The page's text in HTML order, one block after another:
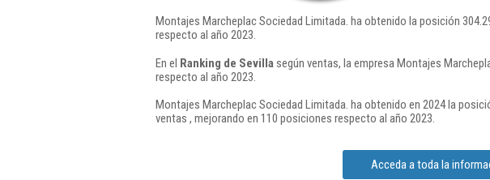
Montajes Marcheplac Sociedad Limitada. ha obtenido la posición
respecto al año 2023.
En el Ranking de Sevilla según ventas, la empresa Montajes
respecto al año 2023.
Montajes Marcheplac Sociedad Limitada. ha obtenido en 2024 la
ventas , mejorando en 110 posiciones respecto al año 2023.
Acceda a toda la